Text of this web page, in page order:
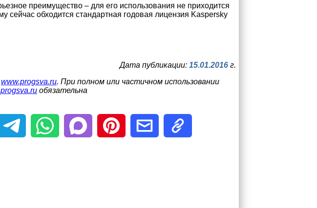
преимущество – для его использования не приходится
сейчас обходится стандартная годовая лицензия Kaspersky
Дата публикации:15.01.2016 г.
www.progsva.ru. При полном или частичном использовании
обязательна